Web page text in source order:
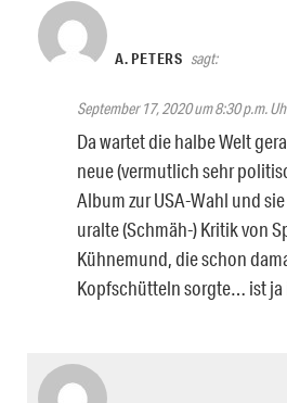
A. PETERS sagt:
September 17, 2020 um 8:30 p.m.
Da wartet die halbe Welt
neue (vermutlich sehr
Album zur USA-Wahl und
uralte (Schmäh-) Kritik von
Kühnemund, die schon
Kopfschütteln sorgte… ist